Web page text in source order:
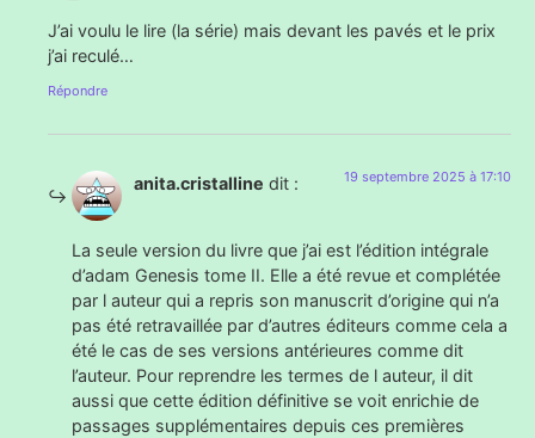
J’ai voulu le lire (la série) mais devant les pavés et le prix
j’ai reculé…
Répondre
anita.cristalline dit : 19 septembre 2025 à 17:10
La seule version du livre que j’ai est l’édition intégrale
d’adam Genesis tome II. Elle a été revue et complétée
par l auteur qui a repris son manuscrit d’origine qui n’a
pas été retravaillée par d’autres éditeurs comme cela a
été le cas de ses versions antérieures comme dit
l’auteur. Pour reprendre les termes de l auteur, il dit
aussi que cette édition définitive se voit enrichie de
passages supplémentaires depuis ces premières